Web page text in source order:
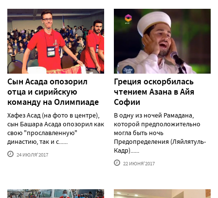
Сын Асада опозорил
отца и сирийскую
команду на Олимпиаде
Хафез Асад (на фото в центре),
сын Башара Асада опозорил как
свою "прославленную"
династию, так и с......
24 ИЮЛЯ'2017
Греция оскорбилась
чтением Азана в Айя
Софии
В одну из ночей Рамадана,
которой предположительно
могла быть ночь
Предопределения (Ляйлятуль-
Кадр)......
22 ИЮНЯ'2017